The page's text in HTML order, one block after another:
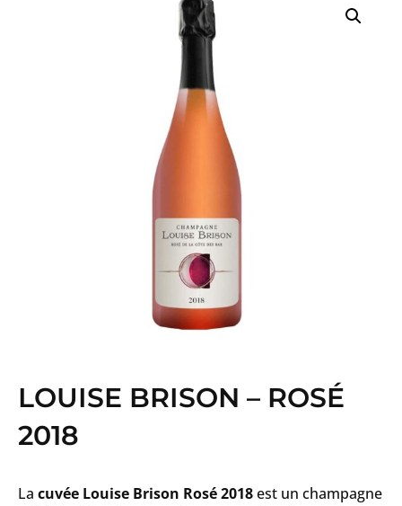
LOUISE BRISON – ROSÉ
2018
La cuvée Louise Brison Rosé 2018est un champagne